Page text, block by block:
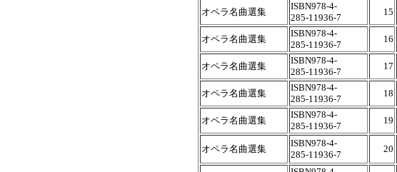
オペラ名曲選集
ISBN978-4-
285-11936-7
15
オペラ名曲選集
ISBN978-4-
285-11936-7
16
オペラ名曲選集
ISBN978-4-
285-11936-7
17
オペラ名曲選集
ISBN978-4-
285-11936-7
18
オペラ名曲選集
ISBN978-4-
285-11936-7
19
オペラ名曲選集
ISBN978-4-
285-11936-7
20